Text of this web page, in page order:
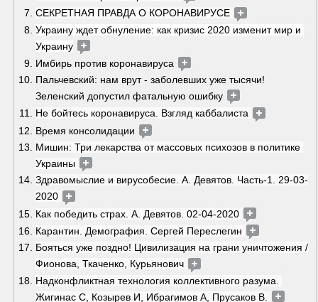
СЕКРЕТНАЯ ПРАВДА О КОРОНАВИРУСЕ
Украину ждет обнуление: как кризис 2020 изменит мир и
Украину
Имбирь против коронавируса
Пальчевский: нам врут - заболевших уже тысячи!
Зеленский допустил фатальную ошибку
Не бойтесь коронавируса. Взгляд каббалиста
Время консолидации
Мишин: Три лекарства от массовых психозов в политике
Украины
Здравомыслие и вирусобесие. А. Девятов. Часть-1. 29-03-
2020
Как победить страх. А. Девятов. 02-04-2020
Карантин. Демография. Сергей Переслегин
Бояться уже поздно! Цивилизация на грани уничтожения /
Фионова, Ткаченко, Курьянович
Надконфликтная технология коллективного разума.
Жигинас С, Козырев И, Ибрагимов А, Прусаков В.